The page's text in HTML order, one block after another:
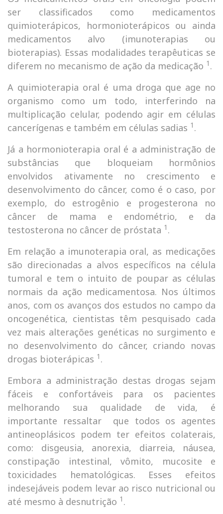
ser classificados como medicamentos
quimioterápicos, hormonioterápicos ou ainda
medicamentos alvo (imunoterapias ou
bioterapias). Essas modalidades terapêuticas se
diferem no mecanismo de ação da medicação 1 .
A quimioterapia oral é uma droga que age no
organismo como um todo, interferindo na
multiplicação celular, podendo agir em células
cancerígenas e também em células sadias 1 .
Já a hormonioterapia oral é a administração de
substâncias que bloqueiam hormônios
envolvidos ativamente no crescimento e
desenvolvimento do câncer, como é o caso, por
exemplo, do estrogênio e progesterona no
câncer de mama e endométrio, e da
testosterona no câncer de próstata 1 .
Em relação a imunoterapia oral, as medicações
são direcionadas a alvos específicos na célula
tumoral e tem o intuito de poupar as células
normais da ação medicamentosa. Nos últimos
anos, com os avanços dos estudos no campo da
oncogenética, cientistas têm pesquisado cada
vez mais alterações genéticas no surgimento e
no desenvolvimento do câncer, criando novas
drogas bioterápicas 1 .
Embora a administração destas drogas sejam
fáceis e confortáveis para os pacientes
melhorando sua qualidade de vida, é
importante ressaltar que todos os agentes
antineoplásicos podem ter efeitos colaterais,
como: disgeusia, anorexia, diarreia, náusea,
constipação intestinal, vômito, mucosite e
toxicidades hematológicas. Esses efeitos
indesejáveis podem levar ao risco nutricional ou
até mesmo à desnutrição 1 .